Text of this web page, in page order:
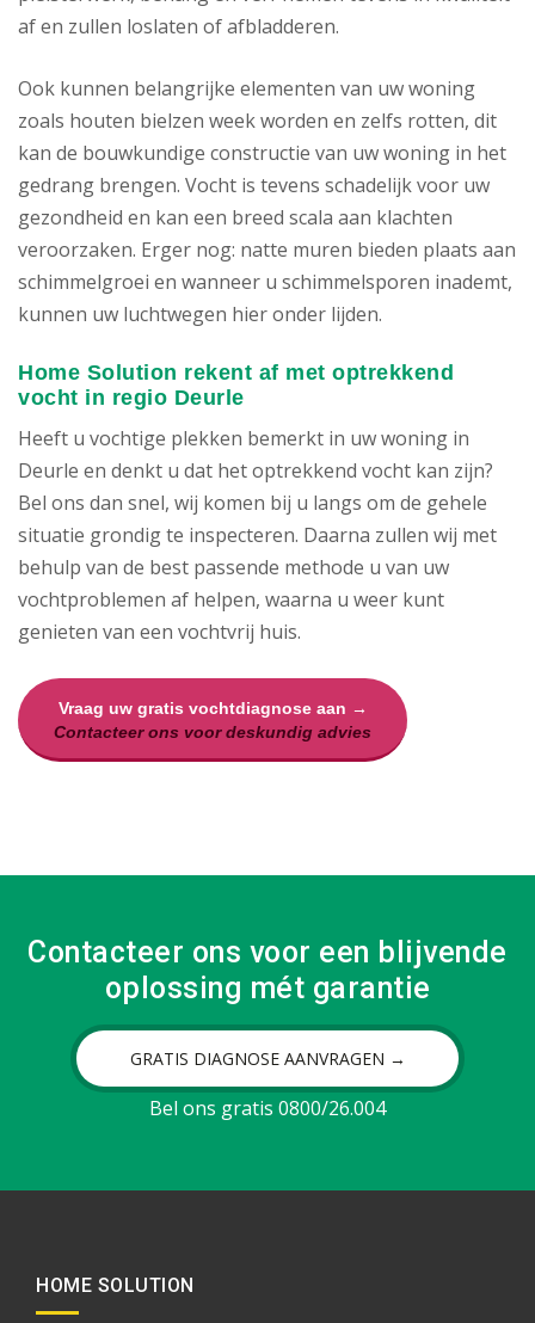
af en zullen loslaten of afbladderen.
Ook kunnen belangrijke elementen van uw woning
zoals houten bielzen week worden en zelfs rotten, dit
kan de bouwkundige constructie van uw woning in het
gedrang brengen. Vocht is tevens schadelijk voor uw
gezondheid en kan een breed scala aan klachten
veroorzaken. Erger nog: natte muren bieden plaats aan
schimmelgroei en wanneer u schimmelsporen inademt,
kunnen uw luchtwegen hier onder lijden.
Home Solution rekent af met optrekkend
vocht in regio Deurle
Heeft u vochtige plekken bemerkt in uw woning in
Deurle en denkt u dat het optrekkend vocht kan zijn?
Bel ons dan snel, wij komen bij u langs om de gehele
situatie grondig te inspecteren. Daarna zullen wij met
behulp van de best passende methode u van uw
vochtproblemen af helpen, waarna u weer kunt
genieten van een vochtvrij huis.
Vraag uw gratis vochtdiagnose aan →
Contacteer ons voor deskundig advies
Contacteer ons voor een blijvende
oplossing mét garantie
GRATIS DIAGNOSE AANVRAGEN →
Bel ons gratis 0800/26.004
HOME SOLUTION